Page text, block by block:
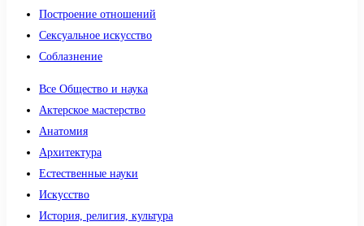
Построение отношений
Сексуальное искусство
Соблазнение
Все Общество и наука
Актерское мастерство
Анатомия
Архитектура
Естественные науки
Искусство
История, религия, культура